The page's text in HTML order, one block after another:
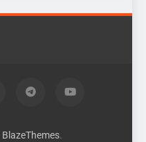
BlazeThemes.